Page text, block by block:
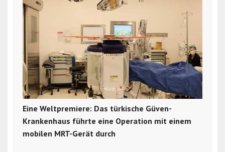
Eine Weltpremiere: Das türkische Güven-
Krankenhaus führte eine Operation mit einem
mobilen MRT-Gerät durch